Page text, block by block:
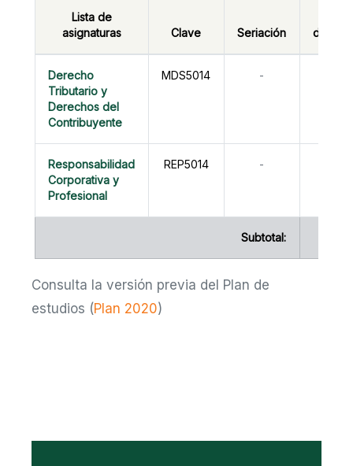
Lista de
asignaturas
Clave Seriación
Derecho
Tributario y
Derechos del
Contribuyente
MDS5014 -
Responsabilidad
Corporativa y
Profesional
REP5014 -
Subtotal:
Consulta la versión previa del Plan de
estudios (Plan 2020)